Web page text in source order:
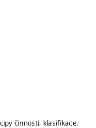
činnosti, klasifikace.